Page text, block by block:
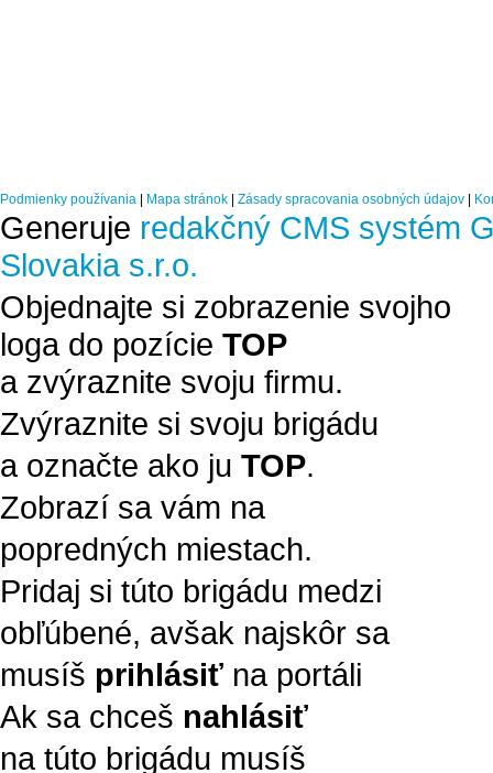
Podmienky používania Mapa stránok Zásady spracovania osobných údajov
Generuje redakčný CMS systém
Slovakia s.r.o.
Objednajte si zobrazenie svojho
loga do pozície TOP
a zvýraznite svoju firmu.
Zvýraznite si svoju brigádu
a označte ako ju TOP.
Zobrazí sa vám na
popredných miestach.
Pridaj si túto brigádu medzi
obľúbené, avšak najskôr sa
musíš prihlásiť na portáli
Ak sa chceš nahlásiť
na túto brigádu musíš